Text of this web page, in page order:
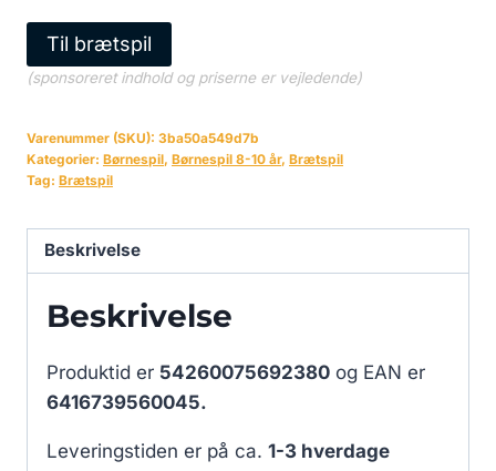
Til brætspil
(sponsoreret indhold og priserne er vejledende)
Varenummer (SKU): 3ba50a549d7b
Kategorier: Børnespil, Børnespil 8-10 år, Brætspil
Tag: Brætspil
Beskrivelse
Beskrivelse
Produktid er 54260075692380 og EAN er
6416739560045.
Leveringstiden er på ca. 1-3 hverdage